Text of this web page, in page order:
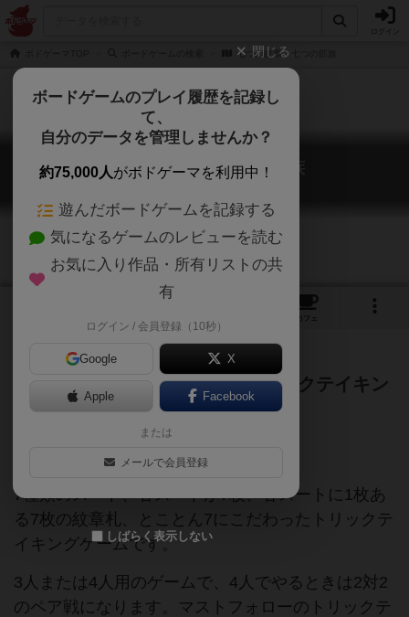
七つの紋章、七つの部族
七つの紋章、七つの部族
7 Symbols, and 7 Nations
カフェ
とことん『7』にこだわったトリックテイキン
グゲーム
7種類のスート、各スートが7枚、各スートに1枚あ
る7枚の紋章札、とことん7にこだわったトリックテ
イキングゲームです。
3人または4人用のゲームで、4人でやるときは2対2
のペア戦になります。マストフォローのトリックテ
閉じる
ボードゲームのプレイ履歴を記録し
て、
自分のデータを管理しませんか？
約75,000人がボドゲーマを利用中！
遊んだボードゲームを記録する
気になるゲームのレビューを読む
お気に入り作品・所有リストの共
有
ログイン / 会員登録（10秒）
Google X
Apple Facebook
または
メールで会員登録
しばらく表示しない